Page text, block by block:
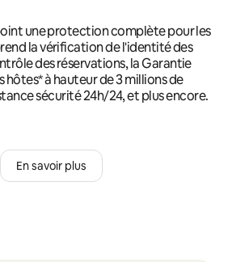
une protection complète pour les
la vérification de l'identité des
des réservations, la Garantie
hôtes* à hauteur de 3 millions de
sécurité 24h/24, et plus encore.
En savoir plus